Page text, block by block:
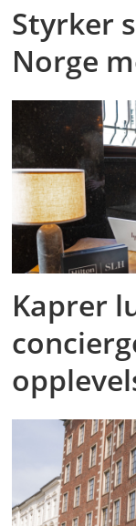
SEK i
basisår
*
biogene
inkluderer
opptak.
Styrker
Norge
Kaprer